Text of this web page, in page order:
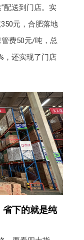
配送到门店。实
元，合肥落地
费50元/吨，总
，还实现了门店
省下的就是纯